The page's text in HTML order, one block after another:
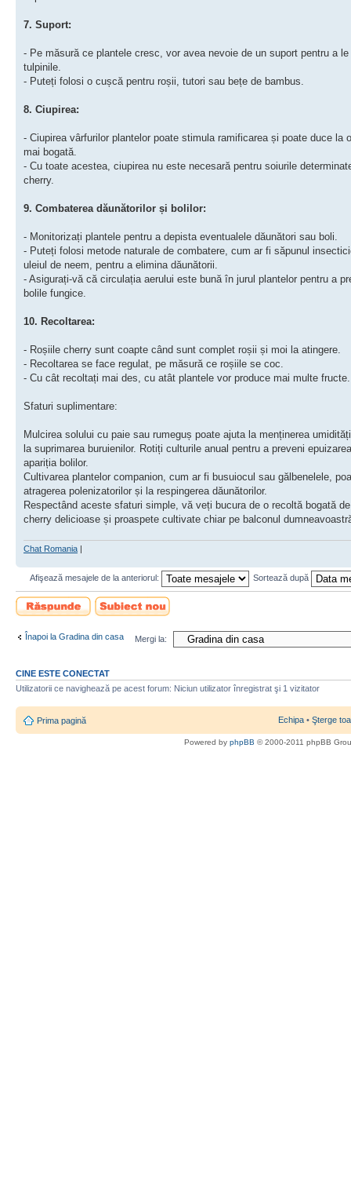
7. Suport:
- Pe măsură ce plantele cresc, vor avea nevoie de un suport pentru a
tulpinile.
- Puteți folosi o cușcă pentru roșii, tutori sau bețe de bambus.
8. Ciupirea:
- Ciupirea vârfurilor plantelor poate stimula ramificarea și poate duce la
mai bogată.
- Cu toate acestea, ciupirea nu este necesară pentru soiurile
cherry.
9. Combaterea dăunătorilor și bolilor:
- Monitorizați plantele pentru a depista eventualele dăunători sau boli.
- Puteți folosi metode naturale de combatere, cum ar fi săpunul
uleiul de neem, pentru a elimina dăunătorii.
- Asigurați-vă că circulația aerului este bună în jurul plantelor pentru a
bolile fungice.
10. Recoltarea:
- Roșiile cherry sunt coapte când sunt complet roșii și moi la atingere.
- Recoltarea se face regulat, pe măsură ce roșiile se coc.
- Cu cât recoltați mai des, cu atât plantele vor produce mai multe fructe.
Sfaturi suplimentare:
Mulcirea solului cu paie sau rumeguș poate ajuta la menținerea
la suprimarea buruienilor. Rotiți culturile anual pentru a preveni
apariția bolilor.
Cultivarea plantelor companion, cum ar fi busuiocul sau gălbenelele,
atragerea polenizatorilor și la respingerea dăunătorilor.
Respectând aceste sfaturi simple, vă veți bucura de o recoltă bogată
cherry delicioase și proaspete cultivate chiar pe balconul
Chat Romania |
Afişează mesajele de la anteriorul: Sortează după
Scrie un răspuns
Scrie un subiect
nou
Înapoi la Gradina din casa Mergi la:
CINE ESTE CONECTAT
Utilizatorii ce navighează pe acest forum: Niciun utilizator înregistrat şi 1 vizitator
Prima pagină Echipa • Şterge
Powered by phpBB © 2000-2011 phpBB